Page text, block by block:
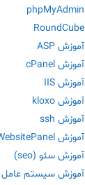
phpMyAdmin
RoundCube
آموزش ASP
آموزش cPanel
آموزش IIS
آموزش kloxo
آموزش ssh
آموزش WebsitePanel
آموزش سئو (seo)
آموزش سیستم